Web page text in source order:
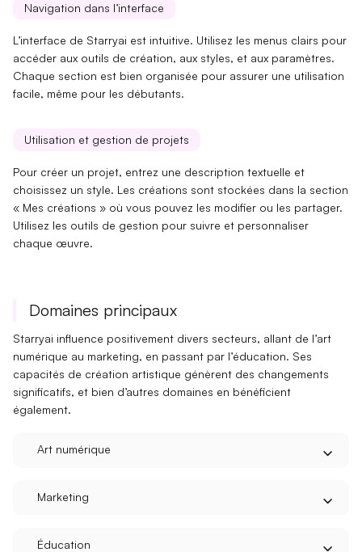
Navigation dans l’interface
L’interface de Starryai est intuitive. Utilisez les menus clairs pour
accéder aux outils de création, aux styles, et aux paramètres.
Chaque section est bien organisée pour assurer une utilisation
facile, même pour les débutants.
Utilisation et gestion de projets
Pour créer un projet, entrez une description textuelle et
choisissez un style. Les créations sont stockées dans la section
« Mes créations » où vous pouvez les modifier ou les partager.
Utilisez les outils de gestion pour suivre et personnaliser
chaque œuvre.
Domaines principaux
Starryai influence positivement divers secteurs, allant de l’art
numérique au marketing, en passant par l’éducation. Ses
capacités de création artistique génèrent des changements
significatifs, et bien d’autres domaines en bénéficient
également.
Art numérique
Marketing
Éducation